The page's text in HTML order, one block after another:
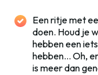
Een ritje met
doen. Houd je
hebben een
hebben… Oh,
is meer dan